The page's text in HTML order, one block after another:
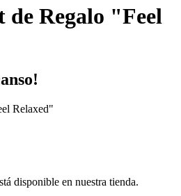
de Regalo "Feel
Relaxed"
disponible en nuestra tienda.